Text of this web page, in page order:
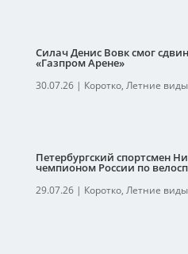
Силач Денис Вовк смог
«Газпром Арене»
30.07.26| Коротко, Летние виды
Петербургский спортсмен
чемпионом России по
29.07.26| Коротко, Летние виды